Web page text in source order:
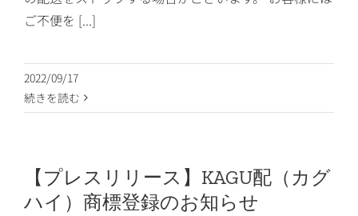
ご不便を [...]
2022/09/17
続きを読む
【プレスリリース】KAGU配（カグ
ハイ）商標登録のお知らせ